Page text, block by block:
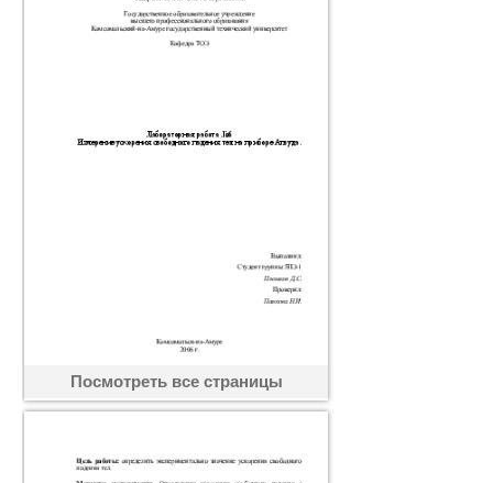
Посмотреть все страницы